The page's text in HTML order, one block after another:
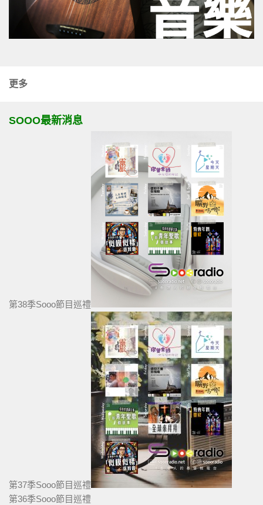
更多
SOOO最新消息
第38季Sooo節目巡禮
第37季Sooo節目巡禮
第36季Sooo節目巡禮